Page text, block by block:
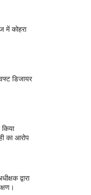
में कोहरा
डिजायर
का आरोप
द्वारा